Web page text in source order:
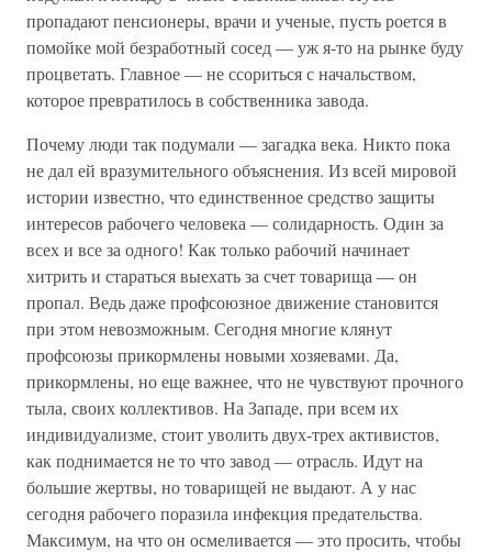
пропадают пенсионеры, врачи и ученые, пусть роется в
помойке мой безработный сосед — уж я-то на рынке буду
процветать. Главное — не ссориться с начальством,
которое превратилось в собственника завода.
Почему люди так подумали — загадка века. Никто пока
не дал ей вразумительного объяснения. Из всей мировой
истории известно, что единственное средство защиты
интересов рабочего человека — солидарность. Один за
всех и все за одного! Как только рабочий начинает
хитрить и стараться выехать за счет товарища — он
пропал. Ведь даже профсоюзное движение становится
при этом невозможным. Сегодня многие клянут
профсоюзы прикормлены новыми хозяевами. Да,
прикормлены, но еще важнее, что не чувствуют прочного
тыла, своих коллективов. На Западе, при всем их
индивидуализме, стоит уволить двух-трех активистов,
как поднимается не то что завод — отрасль. Идут на
большие жертвы, но товарищей не выдают. А у нас
сегодня рабочего поразила инфекция предательства.
Максимум, на что он осмеливается — это просить, чтобы